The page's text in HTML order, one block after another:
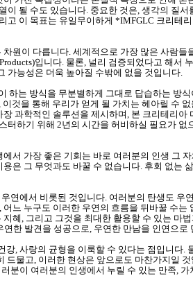
될 수도 있습니다. 중요한 것은, 생각의 질
고 이 목표는 유일무이하게 *IMFGLC 크리테
원이 다릅니다. 세계적으로 가장 많은 사람들
입니다. 물론, 널리 검증되었다고 해서
가능성은 더욱 높아질 수밖에 없을 것입니다.
하는 방식을 무분별하게 그대로 답습하는 방
것을 통해 우리가 얻게 될 가치는 헤아릴 수
과학적인 솔루션을 제시하며, 본 크리테리아
하기 위해 2년의 시간을 허비하실 필요가 없
서 가장 좋은 기회는 바로 여러분의 인생 그
은 그 무엇과도 바꿀 수 없습니다. 후회 없는
연에서 비롯된 것입니다. 여러분의 탄생도 우
느 누구도 이러한 우연의 흐름을 뒤바꿀 수는
혜, 그리고 그것을 최대한 활용할 수 있는 마
한 발견을 성공으로, 우연한 만남을 인연으로
, 사랑의 균형을 이룩할 수 있다는 점입니다.
드물고, 이러한 현상은 앞으로도 마찬가지일
분이 여러분의 인생에서 누릴 수 있는 만족,